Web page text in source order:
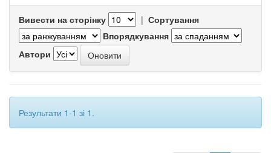
Вивести на сторінку | Сортування
Впорядкування
Автори
Результати 1-1 зі 1.